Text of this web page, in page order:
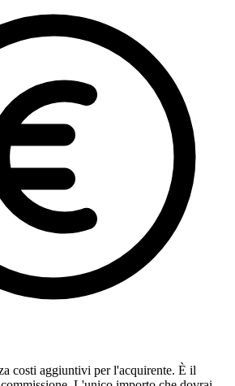
costi aggiuntivi per l'acquirente. È il